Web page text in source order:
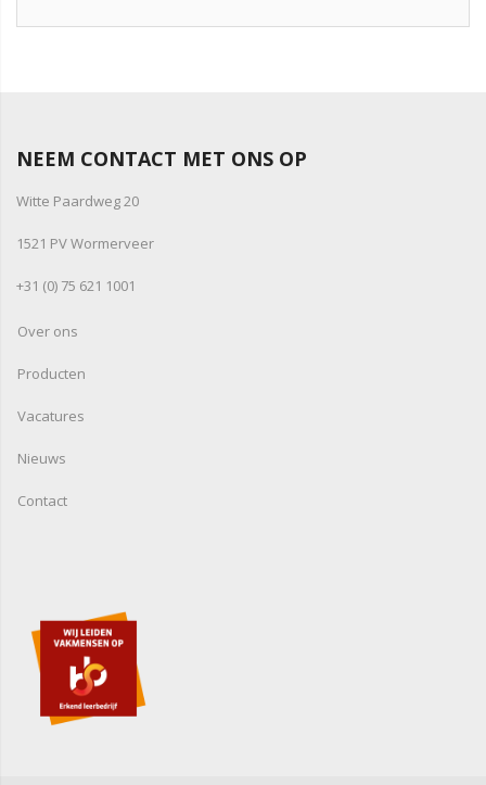
NEEM CONTACT MET ONS OP
Witte Paardweg 20
1521 PV Wormerveer
+31 (0) 75 621 1001
Over ons
Producten
Vacatures
Nieuws
Contact